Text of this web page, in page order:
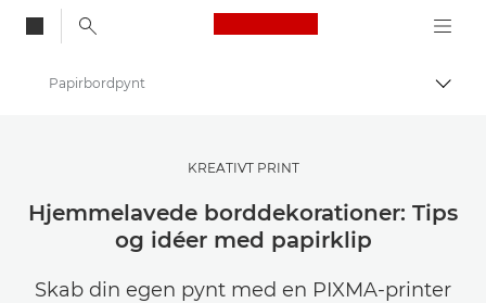
Canon Logo, back
Skift
Bliv inspireret | Tips til fotografering og print og købervejledninger
Tips og teknikker til fotografering og print
Papirbordpynt
KREATIVT PRINT
Hjemmelavede borddekorationer: Tips
og idéer med papirklip
Skab din egen pynt med en PIXMA-printer